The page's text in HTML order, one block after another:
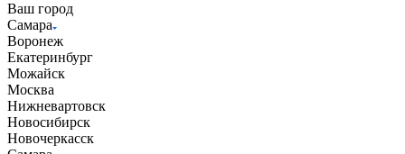
Ваш город
Самара
Воронеж
Екатеринбург
Можайск
Москва
Нижневартовск
Новосибирск
Новочеркасск